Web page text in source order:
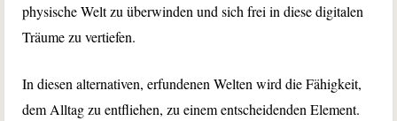
physische Welt zu überwinden und sich frei in diese digitalen
Träume zu vertiefen.
In diesen alternativen, erfundenen Welten wird die Fähigkeit,
dem Alltag zu entfliehen, zu einem entscheidenden Element.